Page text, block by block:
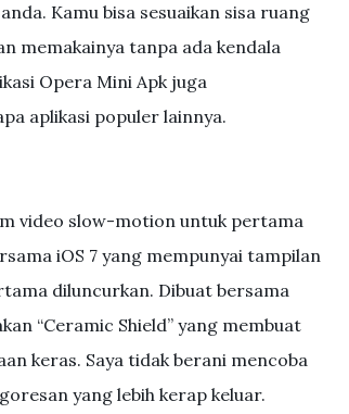
Kamu bisa sesuaikan sisa ruang
memakainya tanpa ada kendala
Opera Mini Apk juga
aplikasi populer lainnya.
video slow-motion untuk pertama
iOS 7 yang mempunyai tampilan
diluncurkan. Dibuat bersama
“Ceramic Shield” yang membuat
keras. Saya tidak berani mencoba
yang lebih kerap keluar.